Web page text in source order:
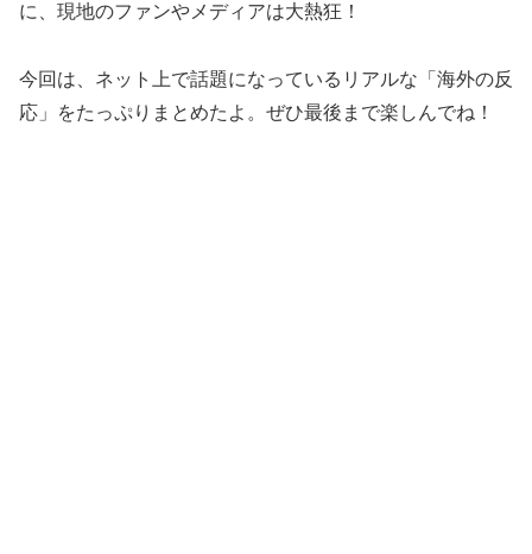
に、現地のファンやメディアは大熱狂！
今回は、ネット上で話題になっているリアルな「海外の反
応」をたっぷりまとめたよ。ぜひ最後まで楽しんでね！